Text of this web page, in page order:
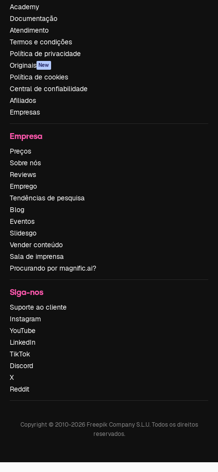
Academy
Documentação
Atendimento
Termos e condições
Política de privacidade
Originais New
Política de cookies
Central de confiabilidade
Afiliados
Empresas
Empresa
Preços
Sobre nós
Reviews
Emprego
Tendências de pesquisa
Blog
Eventos
Slidesgo
Vender conteúdo
Sala de imprensa
Procurando por magnific.ai?
Siga-nos
Suporte ao cliente
Instagram
YouTube
LinkedIn
TikTok
Discord
X
Reddit
Copyright © 2010-2026Freepik Company S.L.U. Todos os direitos
reservados.